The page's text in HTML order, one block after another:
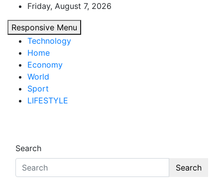
content
Friday, August 7, 2026
Responsive Menu
Technology
Home
Economy
World
Sport
LIFESTYLE
Search
Search